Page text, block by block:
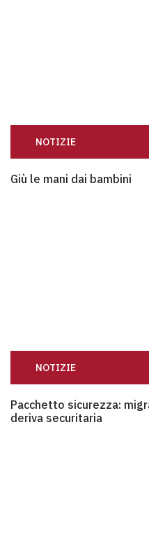
NOTIZIE
Giù le mani dai bambini
NOTIZIE
Pacchetto sicurezza:
deriva securitaria